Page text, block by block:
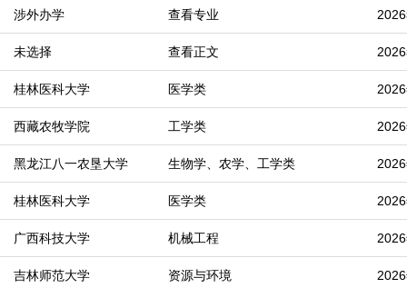
涉外办学 查看专业
未选择 查看正文
桂林医科大学 医学类
西藏农牧学院 工学类
黑龙江八一农垦大学 生物学、农学、工学类
桂林医科大学 医学类
广西科技大学 机械工程
吉林师范大学 资源与环境